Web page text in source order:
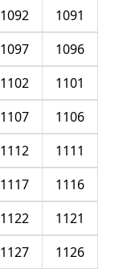
1091
1092
1096
1097
1101
1102
1106
1107
1111
1112
1116
1117
1121
1122
1126
1127